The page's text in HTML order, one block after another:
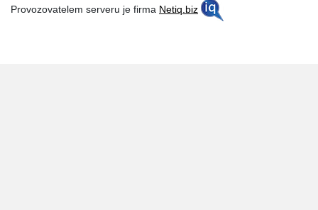
Provozovatelem serveru je firma Netiq.biz